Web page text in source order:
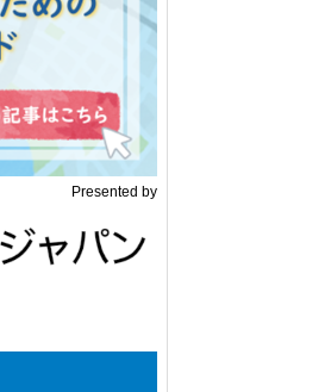
Presented by